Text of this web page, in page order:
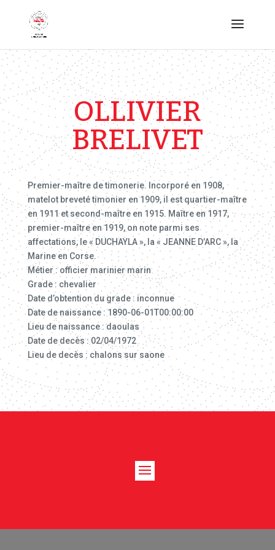
OLLIVIER
BRELIVET
Premier-maître de timonerie. Incorporé en 1908,
matelot breveté timonier en 1909, il est quartier-maître
en 1911 et second-maître en 1915. Maître en 1917,
premier-maître en 1919, on note parmi ses
affectations, le « DUCHAYLA », la « JEANNE D’ARC », la
Marine en Corse.
Métier : officier marinier marin
Grade : chevalier
Date d’obtention du grade : inconnue
Date de naissance : 1890-06-01T00:00:00
Lieu de naissance : daoulas
Date de decès : 02/04/1972
Lieu de decès : chalons sur saone